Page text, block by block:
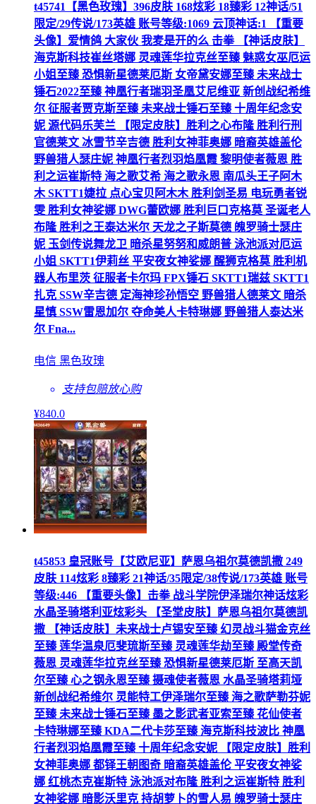
t45741【黑色玫瑰】396皮肤 168炫彩 18臻彩 12神话/51
限定/29传说/173英雄 账号等级:1069 云顶神话:1 【重要
头像】爱情鸽 大家伙 我麦是开的么 击拳 【神话皮肤】
海克斯科技崔丝塔娜 灵魂莲华拉克丝至臻 魅惑女巫厄运
小姐至臻 恐惧新星德莱厄斯 女帝黛安娜至臻 未来战士
锤石2022至臻 神凰行者瑞羽圣凰艾尼维亚 新创战纪希维
尔 征服者贾克斯至臻 未来战士锤石至臻 十周年纪念安
妮 源代码乐芙兰 【限定皮肤】胜利之心布隆 胜利行刑
官德莱文 冰雪节辛吉德 胜利女神菲奥娜 暗裔英雄盖伦
野兽猎人瑟庄妮 神凰行者烈羽焰凰霞 黎明使者薇恩 胜
利之运崔斯特 海之歌艾希 海之歌永恩 南瓜头王子阿木
木 SKTT1婕拉 点心宝贝阿木木 胜利剑圣易 电玩勇者锐
雯 胜利女神娑娜 DWG蕾欧娜 胜利巨口克格莫 圣诞老人
布隆 胜利之王泰达米尔 天龙之子斯莫德 魄罗骑士瑟庄
妮 玉剑传说舞龙卫 暗杀星努努和威朗普 泳池派对厄运
小姐 SKTT1伊莉丝 平安夜女神娑娜 醒狮克格莫 胜利机
器人布里茨 征服者卡尔玛 FPX锤石 SKTT1瑞兹 SKTT1
扎克 SSW辛吉德 定海神珍孙悟空 野兽猎人德莱文 暗杀
星慎 SSW雷恩加尔 夺命美人卡特琳娜 野兽猎人泰达米
尔 Fna...
电信 黑色玫瑰
支持包赔放心购
¥840.0
t45853 皇冠账号【艾欧尼亚】萨恩乌祖尔莫德凯撒 249
皮肤 114炫彩 8臻彩 21神话/35限定/38传说/173英雄 账号
等级:446 【重要头像】击拳 战斗学院伊泽瑞尔神话炫彩
水晶圣骑塔利亚炫彩头 【圣堂皮肤】萨恩乌祖尔莫德凯
撒 【神话皮肤】未来战士卢锡安至臻 幻灵战斗猫金克丝
至臻 莲华温泉厄斐琉斯至臻 灵魂莲华劫至臻 殿堂传奇
薇恩 灵魂莲华拉克丝至臻 恐惧新星德莱厄斯 至高天凯
尔至臻 心之钢永恩至臻 摄魂使者薇恩 水晶圣骑塔莉垭
新创战纪希维尔 灵能特工伊泽瑞尔至臻 海之歌萨勒芬妮
至臻 未来战士锤石至臻 墨之影武者亚索至臻 花仙使者
卡特琳娜至臻 KDA二代卡莎至臻 海克斯科技波比 神凰
行者烈羽焰凰霞至臻 十周年纪念安妮 【限定皮肤】胜利
女神菲奥娜 都铎王朝图奇 暗裔英雄盖伦 平安夜女神娑
娜 红桃杰克崔斯特 泳池派对布隆 胜利之运崔斯特 胜利
女神娑娜 暗影沃里克 持胡萝卜的雪人易 魄罗骑士瑟庄